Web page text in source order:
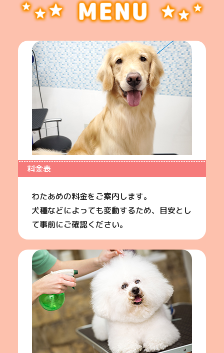
料金表
わたあめの料金をご案内します。
犬種などによっても変動するため、目安とし
て事前にご確認ください。